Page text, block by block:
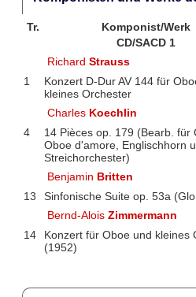
Tr. Komponist/Werk
CD/SACD 1
RichardStrauss
1
Konzert D-Dur AV 144 für
kleines Orchester
Charles Koechlin
4
14 Pièces op. 179 (Bearb. für
Oboe d'amore, Englischhorn
Streichorchester)
Benjamin Britten
13
Sinfonische Suite op. 53a
Bernd-AloisZimmermann
14
Konzert für Oboe und kleines
(1952)